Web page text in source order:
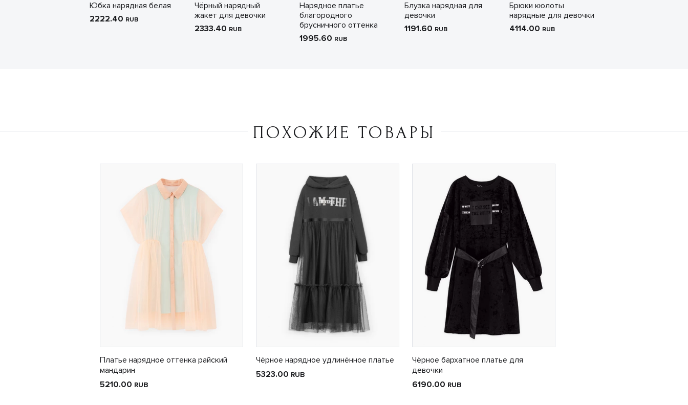
Юбка нарядная белая
2222.40 RUB
Чёрный нарядный
жакет для девочки
2333.40 RUB
Нарядное платье
благородного
брусничного оттенка
1995.60 RUB
Блузка нарядная для
девочки
1191.60 RUB
Брюки кюлоты
нарядные для девочки
4114.00 RUB
ПОХОЖИЕ ТОВАРЫ
Платье нарядное оттенка райский
мандарин
5210.00 RUB
Чёрное нарядное удлинённое платье
5323.00 RUB
Чёрное бархатное платье для
девочки
6190.00 RUB